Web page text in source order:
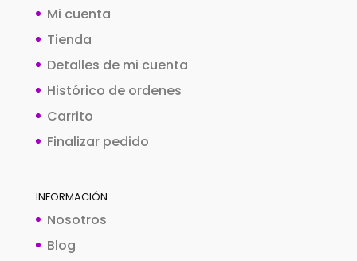
Mi cuenta
Tienda
Detalles de mi cuenta
Histórico de ordenes
Carrito
Finalizar pedido
INFORMACIÓN
Nosotros
Blog